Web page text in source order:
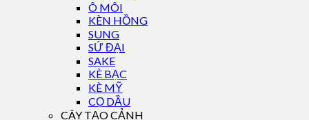
Ô MÔI
KÈN HỒNG
SUNG
SỨ ĐẠI
SAKE
KÈ BẠC
KÈ MỸ
CỌ DẦU
CÂY TẠO CẢNH